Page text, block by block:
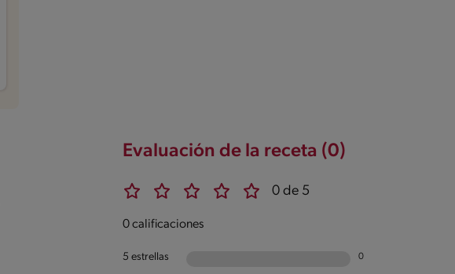
Evaluación de la receta (0)
0 de 5
0 calificaciones
5 estrellas 0